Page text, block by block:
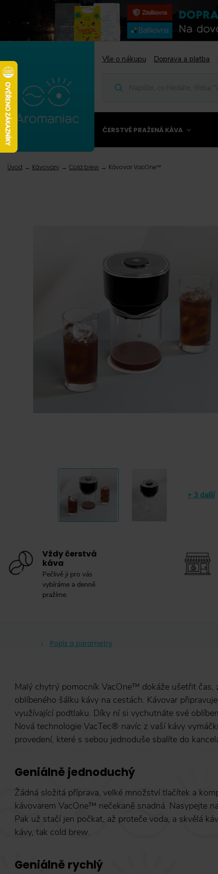
Vše o nákupu Doprava a platba
ČERSTVĚ PRAŽENÁ KÁVA
Úvod Kávovary Cold brew Kávovar VacOne™
+ 3 další
Vždy čerstvá
káva
Pečlivě ji pro vás
vybíráme a denně
pražíme.
Popis a parametry
Malý chytrý pomocník VacOne™ dokáže ušetřit
oblíbeného šálku kávy na cestách. Kávovar
využívající podtlaku. Díky ní si vychutnáte své
Nová technologie VacTec® navíc z vaší kávy
provedení, které s sebou jednoduše sbalíte do
Geniálně jednoduchý
Žádná složitá příprava, velké množství tlačítek a
kávovarem VacOne™ nečekaně snadná. Nasypejte
Pak už stačí jen počkat, až proteče voda, a skvělá
kávy, tak cold brew.
Geniálně rychlý